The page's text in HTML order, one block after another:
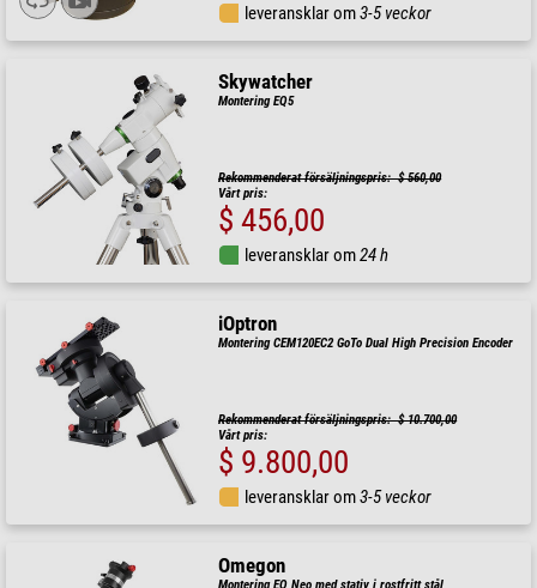
leveransklar om3-5 veckor
Skywatcher
Montering EQ5
Rekommenderat försäljningspris: $ 560,00
Vårt pris:
$ 456,00
leveransklar om24 h
iOptron
Montering CEM120EC2 GoTo Dual High Precision Encoder
Rekommenderat försäljningspris: $ 10.700,00
Vårt pris:
$ 9.800,00
leveransklar om3-5 veckor
Omegon